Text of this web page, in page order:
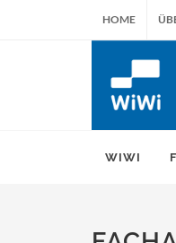
HOME
WIWI